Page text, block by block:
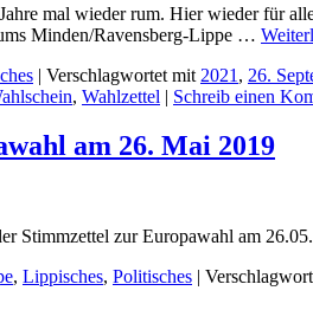
mal wieder rum. Hier wieder für
Minden/Ravensberg-Lippe …
| Verschlagwortet mit 2021 , 26.
, Wahlzettel | Schreib einen
am 26. Mai 2019
Stimmzettel zur Europawahl am
, Lippisches, Politisches |